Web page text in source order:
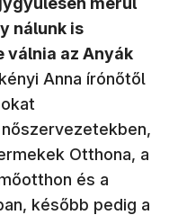
nálunk is
válnia az Anyák
Anna írónőtől
Otthona, a
és a
később pedig a